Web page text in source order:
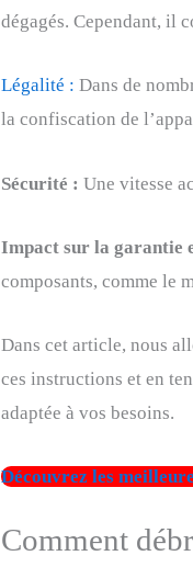
dégagés. Cependant, il
Légalité :Dans de
la confiscation de
Sécurité :Une vitesse
Impact sur la garantie
composants, comme le
Dans cet article, nous
ces instructions et en
adaptée à vos besoins.
Découvrez les
Comment